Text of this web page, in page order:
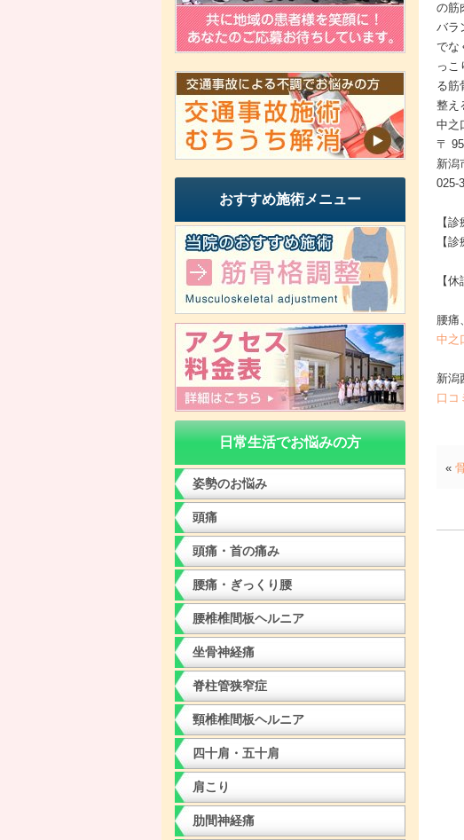
の筋
バラ
でな
っこ
る筋
整え
中之
〒
新潟
025-
【
【
◯
【
腰痛
中之
新潟
口
«
おすすめ施術メニュー
日常生活でお悩みの方
姿勢のお悩み
頭痛
頭痛・首の痛み
腰痛・ぎっくり腰
腰椎椎間板ヘルニア
坐骨神経痛
脊柱管狭窄症
頸椎椎間板ヘルニア
四十肩・五十肩
肩こり
肋間神経痛